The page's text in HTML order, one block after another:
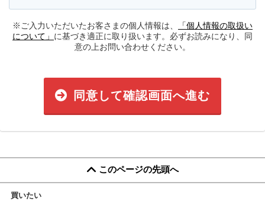
※ご入力いただいたお客さまの個人情報は、
「個人情報の取扱い
について」 に基づき適正に取り扱います。必ずお読みになり、同
意の上お問い合わせください。
同意して確認画面へ進む
このページの先頭へ
買いたい